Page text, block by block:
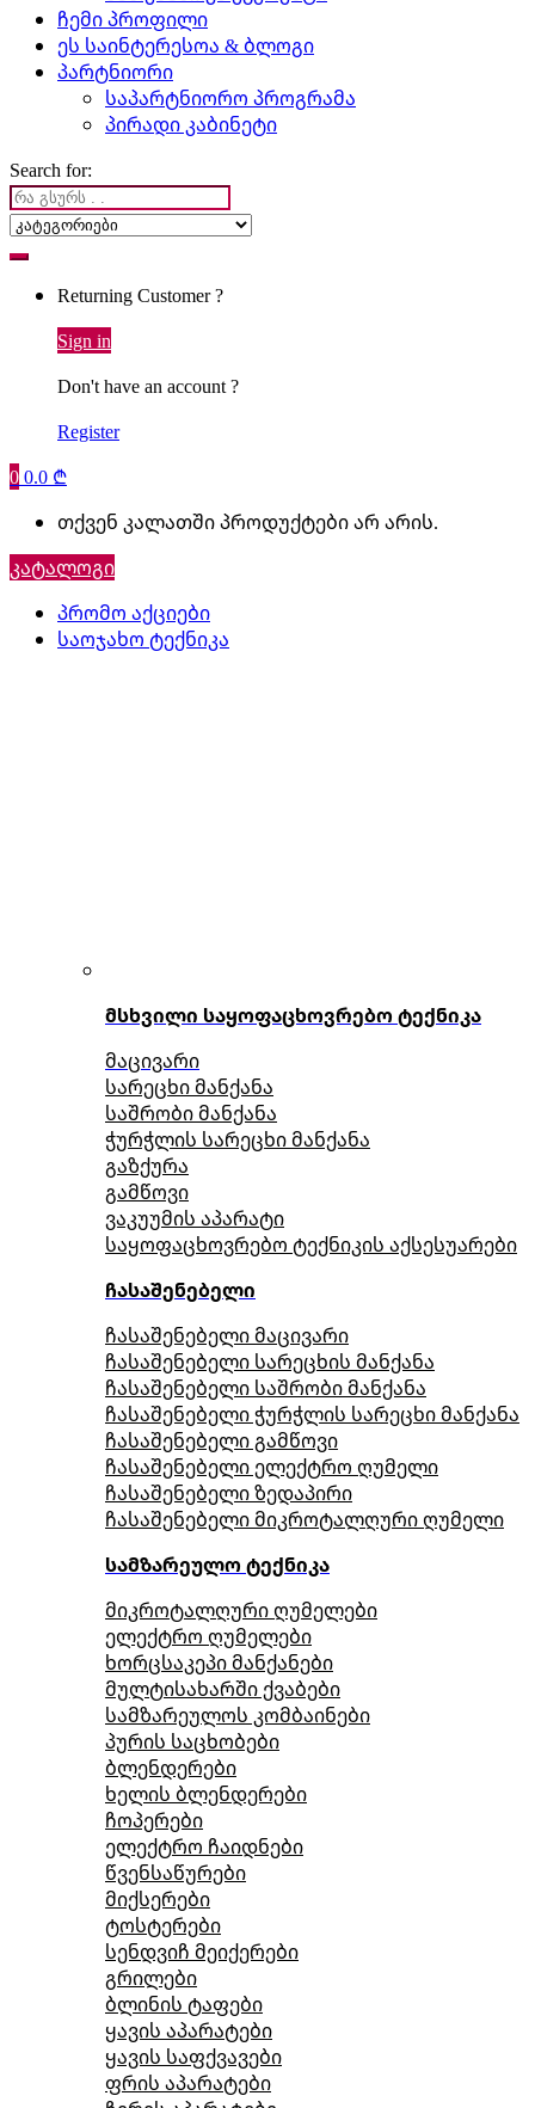
ჩემი პროფილი
ეს საინტერესოა & ბლოგი
პარტნიორი
საპარტნიორო პროგრამა
პირადი კაბინეტი
Search for:
Returning Customer ?
Sign in
Don't have an account ?
Register
00.0 ₾
თქვენ კალათში პროდუქტები არ არის.
კატალოგი
პრომო აქციები
საოჯახო ტექნიკა
მსხვილი საყოფაცხოვრებო ტექნიკა
მაცივარი
სარეცხი მანქანა
საშრობი მანქანა
ჭურჭლის სარეცხი მანქანა
გაზქურა
გამწოვი
ვაკუუმის აპარატი
საყოფაცხოვრებო ტექნიკის აქსესუარები
ჩასაშენებელი
ჩასაშენებელი მაცივარი
ჩასაშენებელი სარეცხის მანქანა
ჩასაშენებელი საშრობი მანქანა
ჩასაშენებელი ჭურჭლის სარეცხი მანქანა
ჩასაშენებელი გამწოვი
ჩასაშენებელი ელექტრო ღუმელი
ჩასაშენებელი ზედაპირი
ჩასაშენებელი მიკროტალღური ღუმელი
სამზარეულო ტექნიკა
მიკროტალღური ღუმელები
ელექტრო ღუმელები
ხორცსაკეპი მანქანები
მულტისახარში ქვაბები
სამზარეულოს კომბაინები
პურის საცხობები
ბლენდერები
ხელის ბლენდერები
ჩოპერები
ელექტრო ჩაიდნები
წვენსაწურები
მიქსერები
ტოსტერები
სენდვიჩ მეიქერები
გრილები
ბლინის ტაფები
ყავის აპარატები
ყავის საფქვავები
ფრის აპარატები